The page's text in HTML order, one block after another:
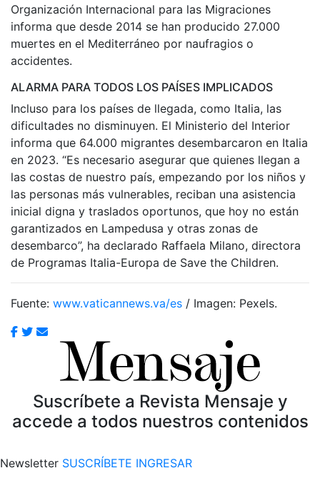
Organización Internacional para las Migraciones
informa que desde 2014 se han producido 27.000
muertes en el Mediterráneo por naufragios o
accidentes.
ALARMA PARA TODOS LOS PAÍSES IMPLICADOS
Incluso para los países de llegada, como Italia, las
dificultades no disminuyen. El Ministerio del Interior
informa que 64.000 migrantes desembarcaron en Italia
en 2023. “Es necesario asegurar que quienes llegan a
las costas de nuestro país, empezando por los niños y
las personas más vulnerables, reciban una asistencia
inicial digna y traslados oportunos, que hoy no están
garantizados en Lampedusa y otras zonas de
desembarco”, ha declarado Raffaela Milano, directora
de Programas Italia-Europa de Save the Children.
Fuente: www.vaticannews.va/es / Imagen: Pexels.
Suscríbete a Revista Mensaje y
accede a todos nuestros contenidos
Newsletter SUSCRÍBETE INGRESAR